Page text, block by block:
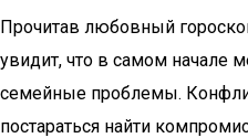
Прочитав любовный
увидит, что в самом начале
семейные проблемы.
постараться найти